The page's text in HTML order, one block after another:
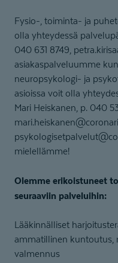
Fysio-, toiminta- ja
olla yhteydessä
040 631 8749,
asiakaspalveluumme
neuropsykologi- ja
asioissa voit olla
Mari Heiskanen, p. 040
mielellämme!
Olemme erikoistuneet
seuraaviin palveluihin:
Lääkinnälliset
ammatillinen kuntoutus,
valmennus